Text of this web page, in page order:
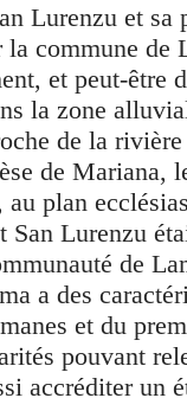
Lurenzu et sa
la commune de
et peut-être
la zone
de la
de Mariana,
plan
San Lurenzu
de
a des
et du
pouvant
accréditer un